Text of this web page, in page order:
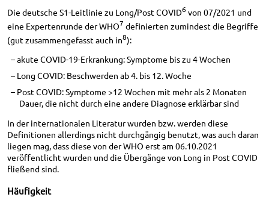
Die deutsche S1-Leitlinie zu Long/Post COVID6von 07/2021 und
eine Expertenrunde der WHO7 definierten zumindest die Begriffe
(gut zusammengefasst auch in8):
akute COVID-19-Erkrankung: Symptome bis zu 4 Wochen
Long COVID: Beschwerden ab 4. bis 12. Woche
Post COVID: Symptome >12 Wochen mit mehr als 2 Monaten
Dauer, die nicht durch eine andere Diagnose erklärbar sind
In der internationalen Literatur wurden bzw. werden diese
Definitionen allerdings nicht durchgängig benutzt, was auch daran
liegen mag, dass diese von der WHO erst am 06.10.2021
veröffentlicht wurden und die Übergänge von Long in Post COVID
fließend sind.
Häufigkeit